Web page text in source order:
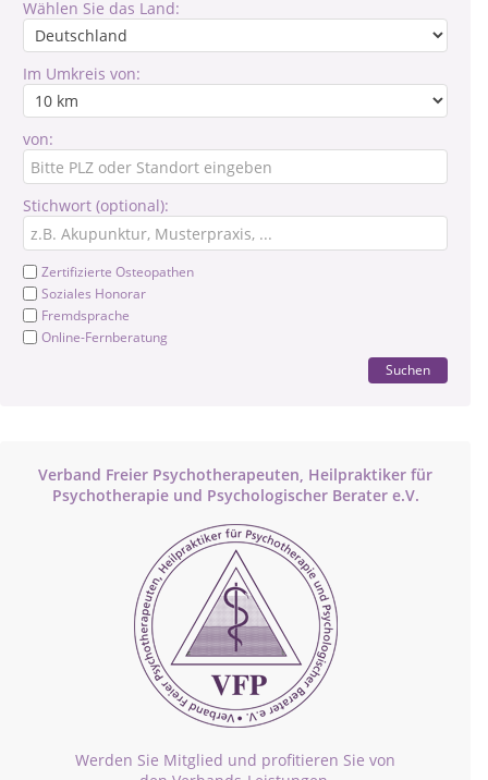
Wählen Sie das Land:
Im Umkreis von:
von:
Stichwort (optional):
Zertifizierte Osteopathen
Soziales Honorar
Fremdsprache
Online-Fernberatung
Suchen
Verband Freier Psychotherapeuten, Heilpraktiker für
Psychotherapie und Psychologischer Berater e.V.
Werden Sie Mitglied und profitieren Sie von